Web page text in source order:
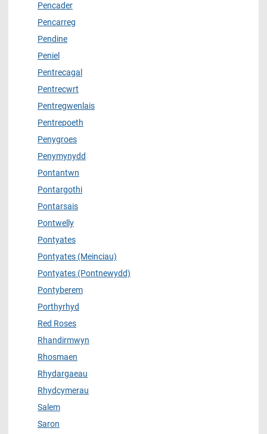
Pencader
Pencarreg
Pendine
Peniel
Pentrecagal
Pentrecwrt
Pentregwenlais
Pentrepoeth
Penygroes
Penymynydd
Pontantwn
Pontargothi
Pontarsais
Pontwelly
Pontyates
Pontyates (Meinciau)
Pontyates (Pontnewydd)
Pontyberem
Porthyrhyd
Red Roses
Rhandirmwyn
Rhosmaen
Rhydargaeau
Rhydcymerau
Salem
Saron